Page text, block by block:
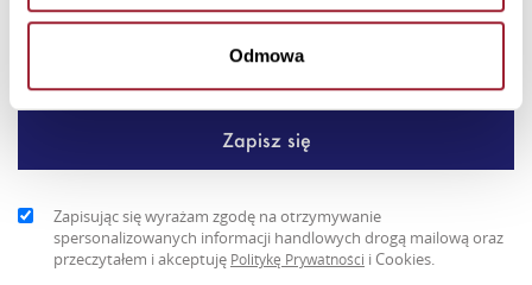
Odmowa
Zapisując się wyrażam zgodę na otrzymywanie
spersonalizowanych informacji handlowych drogą mailową oraz
przeczytałem i akceptuję Politykę Prywatności i Cookies.